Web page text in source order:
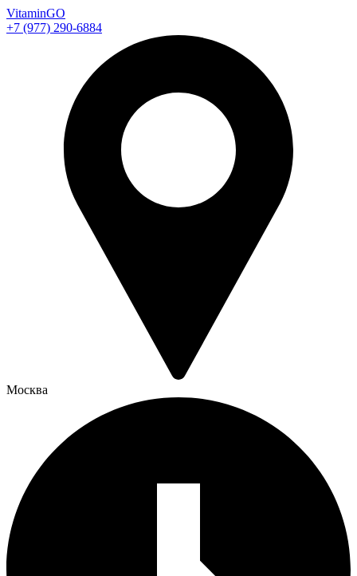
VitaminGO
+7 (977) 290-6884
Москва